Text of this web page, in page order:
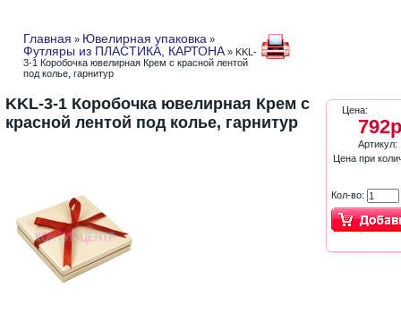
Главная » Ювелирная упаковка »
Футляры из ПЛАСТИКА, КАРТОНА » KKL-
3-1 Коробочка ювелирная Крем с красной лентой
под колье, гарнитур
KKL-3-1 Коробочка ювелирная Крем с
красной лентой под колье, гарнитур
Цена:
Артикул:
Цена при
Кол-во: